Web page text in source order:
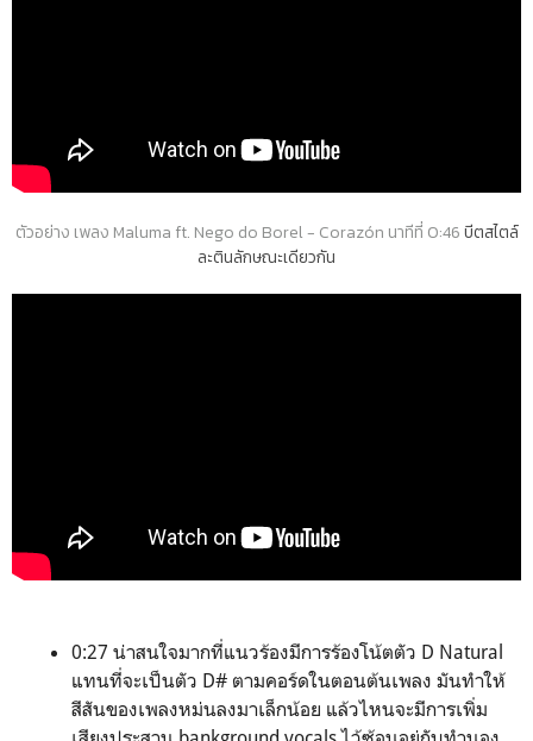
ตัวอย่าง เพลง Maluma ft. Nego do Borel - Corazón นาทีที่ 0:46บีตสไตล์
ละตินลักษณะเดียวกัน
0:27 น่าสนใจมากที่แนวร้องมีการร้องโน้ตตัว D Natural
แทนที่จะเป็นตัว D# ตามคอร์ดในตอนต้นเพลง มันทำให้
สีสันของเพลงหม่นลงมาเล็กน้อย แล้วไหนจะมีการเพิ่ม